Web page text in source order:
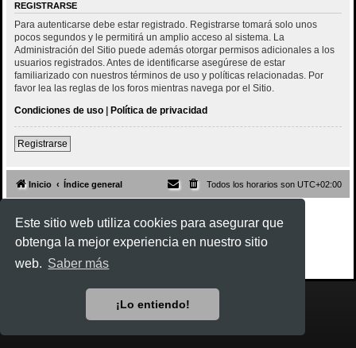
Este sitio web utiliza cookies para asegurar que
obtenga la mejor experiencia en nuestro sitio
web. Saber más
¡Lo entiendo!
REGISTRARSE
Para autenticarse debe estar registrado. Registrarse tomará solo unos
pocos segundos y le permitirá un amplio acceso al sistema. La
Administración del Sitio puede además otorgar permisos adicionales a los
usuarios registrados. Antes de identificarse asegúrese de estar
familiarizado con nuestros términos de uso y políticas relacionadas. Por
favor lea las reglas de los foros mientras navega por el Sitio.
Condiciones de uso | Política de privacidad
Registrarse
Inicio Índice general Todos los horarios son UTC+02:00
StyleRock'n Rollported 3.3 byphpBB Spain
Traducción al español por phpBB España